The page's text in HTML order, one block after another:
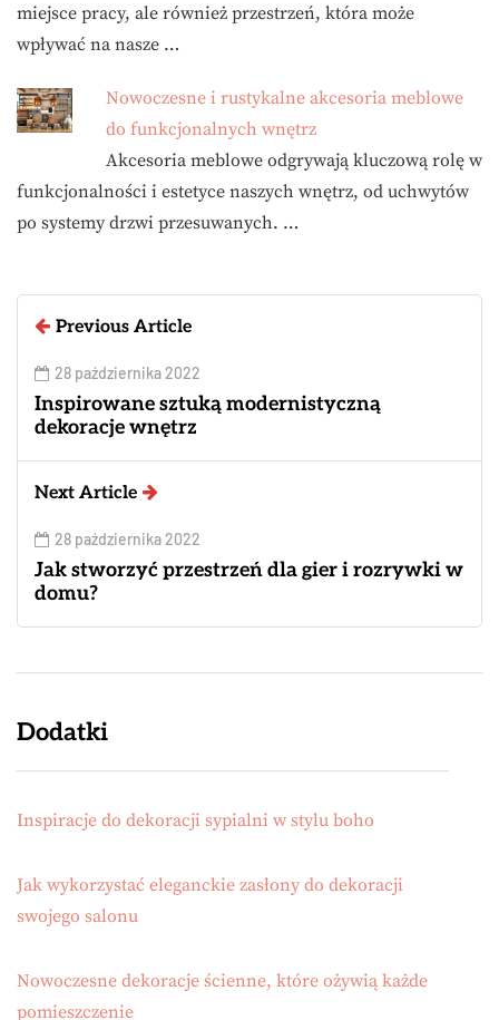
miejsce pracy, ale również przestrzeń, która może
wpływać na nasze …
Nowoczesne i rustykalne akcesoria meblowe
do funkcjonalnych wnętrz
Akcesoria meblowe odgrywają kluczową rolę w
funkcjonalności i estetyce naszych wnętrz, od uchwytów
po systemy drzwi przesuwanych. …
Previous Article
28 października 2022
Inspirowane sztuką modernistyczną
dekoracje wnętrz
Next Article
28 października 2022
Jak stworzyć przestrzeń dla gier i rozrywki w
domu?
Dodatki
Inspiracje do dekoracji sypialni w stylu boho
Jak wykorzystać eleganckie zasłony do dekoracji
swojego salonu
Nowoczesne dekoracje ścienne, które ożywią każde
pomieszczenie